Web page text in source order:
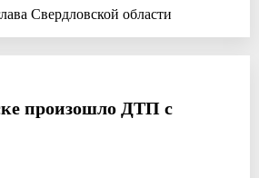
Свердловской области
произошло ДТП с